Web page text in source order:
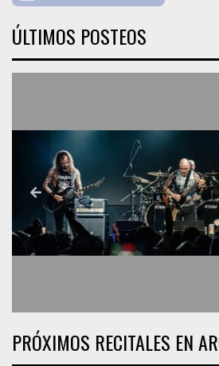
ÚLTIMOS POSTEOS
PRÓXIMOS RECITALES EN